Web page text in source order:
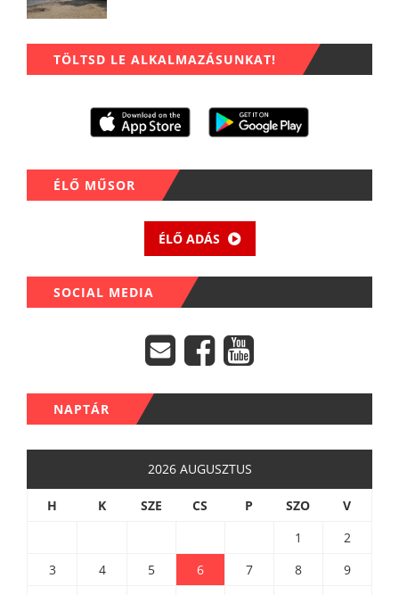
TÖLTSD LE ALKALMAZÁSUNKAT!
ÉLŐ MŰSOR
ÉLŐ ADÁS
SOCIAL MEDIA
NAPTÁR
2026 AUGUSZTUS
H K SZE CS P SZO
V
1
2
3
4 5 6 7 8
9